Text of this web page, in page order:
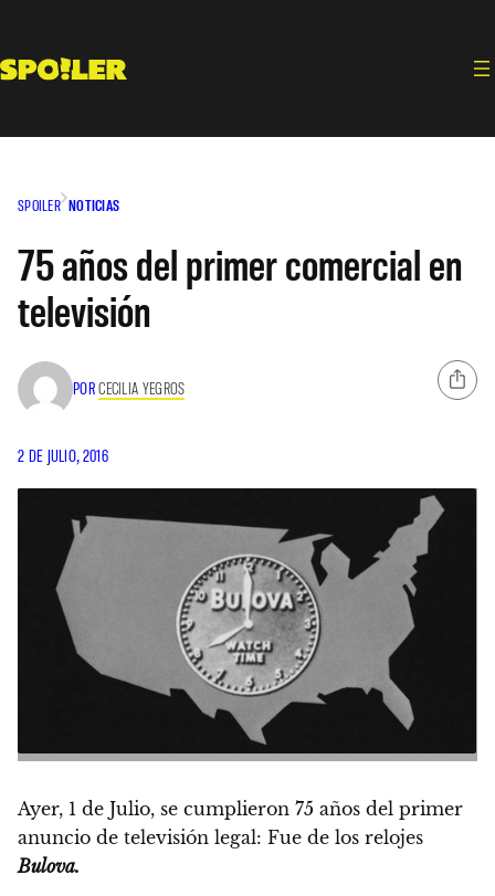
contenido
SPOILER NOTICIAS
75 años del primer comercial en
televisión
PORCECILIA YEGROS
2 DE JULIO, 2016
Ayer, 1 de Julio, se cumplieron 75 años del primer
anuncio de televisión legal: Fue de los relojes
Bulova.